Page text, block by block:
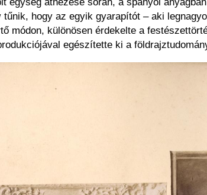
hogy az egyik gyarapítót – aki
módon, különösen érdekelte a
egészítette ki a